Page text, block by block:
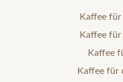
Kaffee
Kaffee
Kaffee
Kaffee für